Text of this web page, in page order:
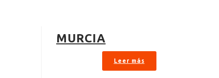
MURCIA
Leer más